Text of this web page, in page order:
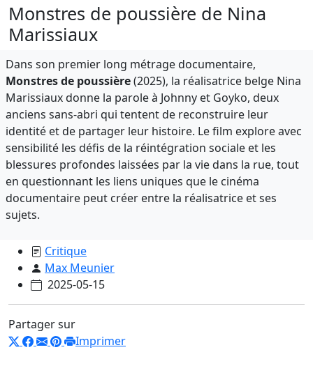
Monstres de poussière de Nina
Marissiaux
Dans son premier long métrage documentaire,
Monstres de poussière(2025), la réalisatrice belge Nina
Marissiaux donne la parole à Johnny et Goyko, deux
anciens sans-abri qui tentent de reconstruire leur
identité et de partager leur histoire. Le film explore avec
sensibilité les défis de la réintégration sociale et les
blessures profondes laissées par la vie dans la rue, tout
en questionnant les liens uniques que le cinéma
documentaire peut créer entre la réalisatrice et ses
sujets.
Critique
Max Meunier
2025-05-15
Partager sur
Imprimer